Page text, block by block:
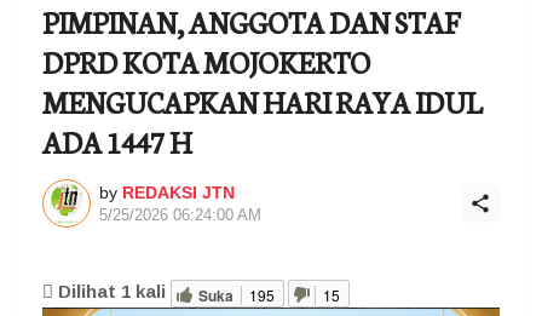
PIMPINAN, ANGGOTA DAN STAF
DPRD KOTA MOJOKERTO
MENGUCAPKAN HARI RAYA IDUL
ADA 1447 H
by REDAKSI JTN
5/25/2026 06:24:00 AM
Dilihat 1 kali Suka 195 15